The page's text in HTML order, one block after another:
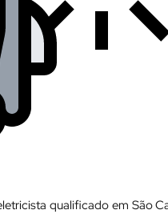
qualificado em São